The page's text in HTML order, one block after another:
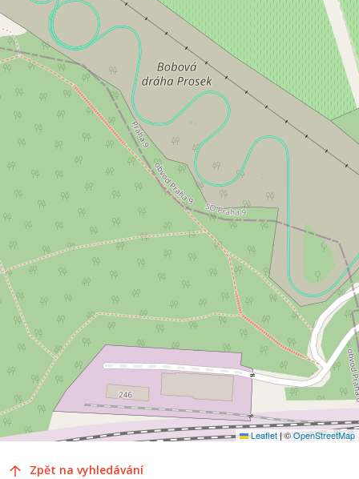
Leaflet|©OpenStreetMap
Zpět na vyhledávání